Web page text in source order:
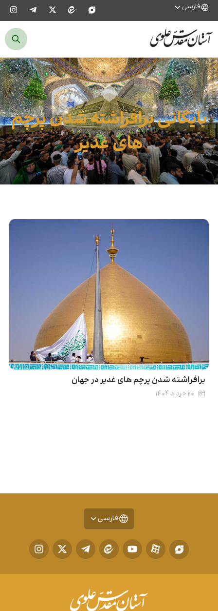
فارسی
بایگانی برافراشته شدن پرچم
های غدیر
برافراشته شدن پرچم های غدیر در جهان
۲۰ خرداد ۱۴۰۴
فارسی